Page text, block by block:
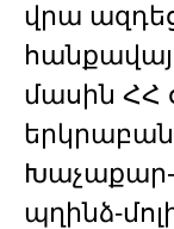
վրա
մասին ՀՀ
պղինձ-